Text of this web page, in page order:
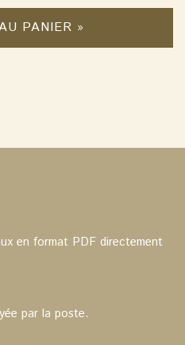
PANIER »
en format PDF directement
par la poste.